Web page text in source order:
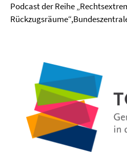
Podcast der Reihe